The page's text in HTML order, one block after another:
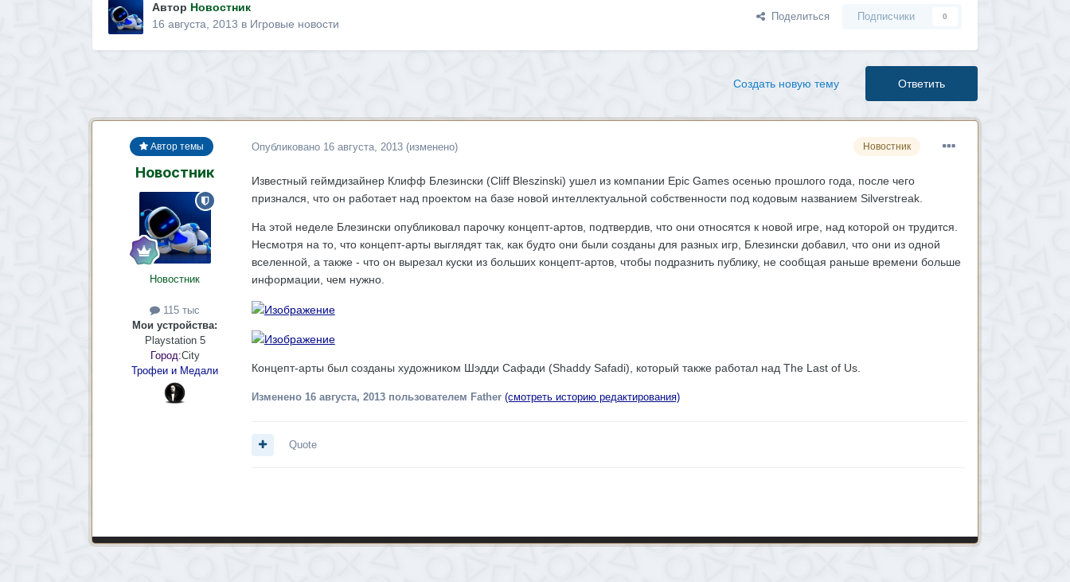
Автор Новостник
16 августа, 2013 в Игровые новости
Поделиться Подписчики 0
Ответить
Создать новую тему
Автор темы
Новостник
Новостник
115 тыс
Мои устройства:
Playstation 5
Город:City
Трофеи и Медали
Новостник
Опубликовано 16 августа, 2013 (изменено)
Известный геймдизайнер Клифф Блезински (Cliff Bleszinski) ушел из компании Epic Games осенью прошлого года, после чего
признался, что он работает над проектом на базе новой интеллектуальной собственности под кодовым названием Silverstreak.
На этой неделе Блезински опубликовал парочку концепт-артов, подтвердив, что они относятся к новой игре, над которой он трудится.
Несмотря на то, что концепт-арты выглядят так, как будто они были созданы для разных игр, Блезински добавил, что они из одной
вселенной, а также - что он вырезал куски из больших концепт-артов, чтобы подразнить публику, не сообщая раньше времени больше
информации, чем нужно.
Концепт-арты был созданы художником Шэдди Сафади (Shaddy Safadi), который также работал над The Last of Us.
Изменено 16 августа, 2013пользователем Father (смотреть историю редактирования)
Quote